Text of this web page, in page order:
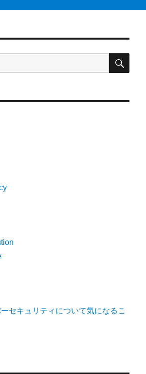
検
セキュリティについて気になるこ